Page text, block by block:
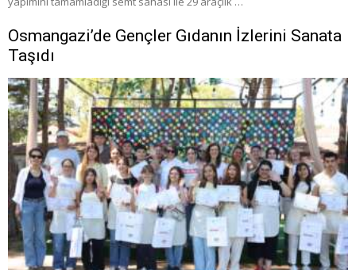
Osmangazi’de Gençler Gıdanın İzlerini Sanata
Taşıdı